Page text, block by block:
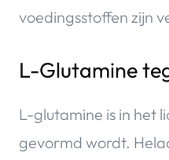
voedingsstoffen zijn
L-Glutamine
L-glutamine is in het
gevormd wordt.